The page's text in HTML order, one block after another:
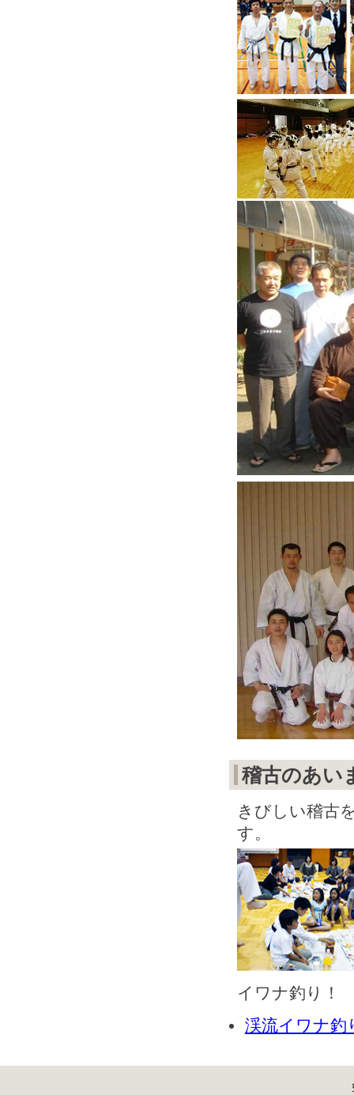
稽古のあい
きびしい稽古
す。
イワナ釣り！
渓流イワナ釣